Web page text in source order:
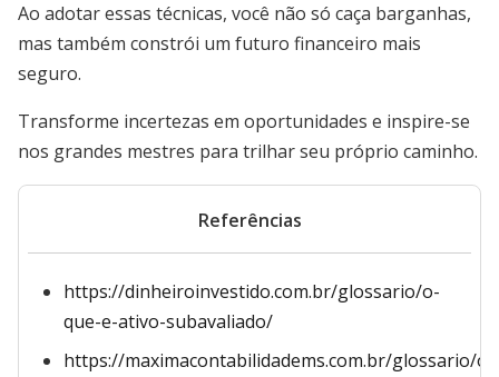
Ao adotar essas técnicas, você não só caça barganhas,
mas também constrói um futuro financeiro mais
seguro.
Transforme incertezas em oportunidades e inspire-se
nos grandes mestres para trilhar seu próprio caminho.
Referências
https://dinheiroinvestido.com.br/glossario/o-
que-e-ativo-subavaliado/
https://maximacontabilidadems.com.br/glossario/o-